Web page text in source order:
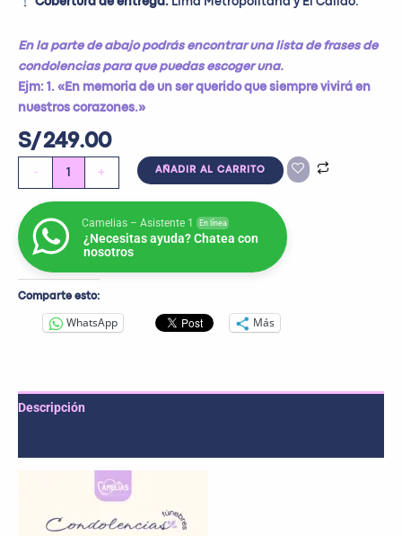
En la parte de abajo podrás encontrar una lista de frases de
condolencias para que puedas escoger una.
Ejm: 1. «En memoria de un ser querido que siempre vivirá en
nuestros corazones.»
S/249.00
- + AÑADIR AL CARRITO
Camelias – Asistente 1 En línea
¿Necesitas ayuda? Chatea con
nosotros
Comparte esto:
WhatsApp Más
Descripción